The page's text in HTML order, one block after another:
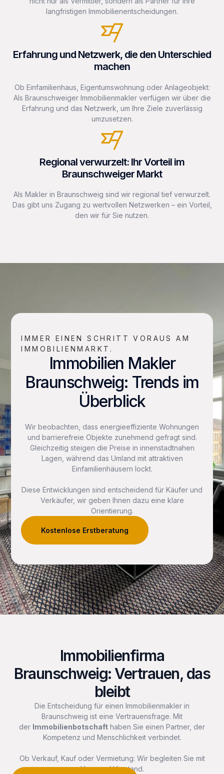
langfristigen Immobilienentscheidungen.
Erfahrung und Netzwerk, die den Unterschied
machen
Ob Einfamilienhaus, Eigentumswohnung oder Anlageobjekt:
Als Braunschweiger Immobilienmakler verfügen wir über die
Erfahrung und das Netzwerk, um Ihre Ziele zuverlässig
umzusetzen.
Regional verwurzelt: Ihr Vorteil im
Braunschweiger Markt
Als Makler in Braunschweig sind wir regional tief verwurzelt.
Das gibt uns Zugang zu wertvollen Netzwerken – ein Vorteil,
den wir für Sie nutzen.
IMMER EINEN SCHRITT VORAUS AM
IMMOBILIENMARKT.
Immobilien Makler
Braunschweig: Trends im
Überblick
Wir beobachten, dass energieeffiziente Wohnungen
und barrierefreie Objekte zunehmend gefragt sind.
Gleichzeitig steigen die Preise in innenstadtnahen
Lagen, während das Umland mit attraktiven
Einfamilienhäusern lockt.
Diese Entwicklungen sind entscheidend für Käufer und
Verkäufer, wir geben Ihnen dazu eine klare
Orientierung.
Kostenlose Erstberatung
Immobilienfirma
Braunschweig: Vertrauen, das
bleibt
Die Entscheidung für einen Immobilienmakler in
Braunschweig ist eine Vertrauensfrage. Mit
der Immobilienbotschaft haben Sie einen Partner, der
Kompetenz und Menschlichkeit verbindet.
Ob Verkauf, Kauf oder Vermietung: Wir begleiten Sie mit
Herz und Verstand.